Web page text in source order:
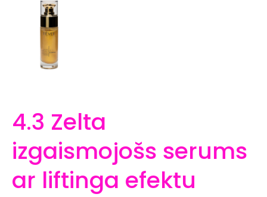
4.3 Zelta
izgaismojošs serums
ar liftinga efektu